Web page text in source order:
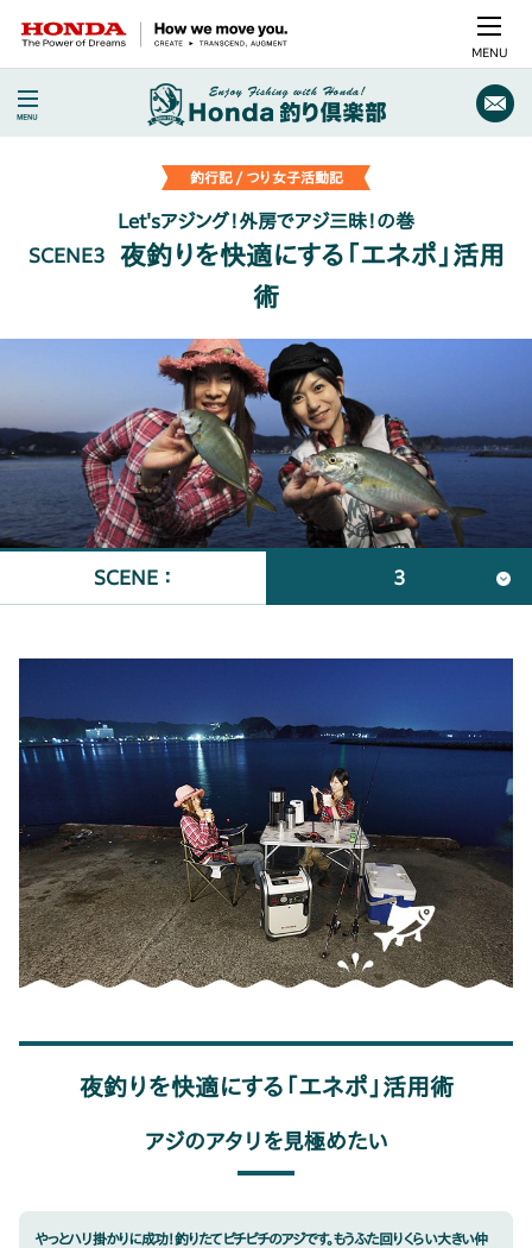
MENU
釣行記 / つり女子活動記
Let'sアジング！外房でアジ三昧！の巻
SCENE3
夜釣りを快適にする「エネポ」活用
術
SCENE ： 3
夜釣りを快適にする「エネポ」活用術
アジのアタリを見極めたい
やっとハリ掛かりに成功！ 釣りたてピチピチのアジです。もうふた回りくらい大きい仲